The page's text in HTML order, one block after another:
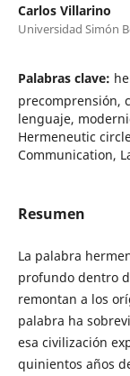
Carlos Villarino
Universidad Simón
Palabras clave:
precomprensión,
lenguaje,
Hermeneutic
Communication,
Resumen
La palabra
profundo dentro
remontan a los
palabra ha
esa civilización
quinientos años